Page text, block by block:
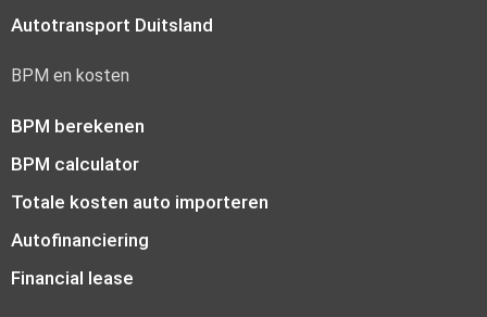
Autotransport Duitsland
BPM en kosten
BPM berekenen
BPM calculator
Totale kosten auto importeren
Autofinanciering
Financial lease